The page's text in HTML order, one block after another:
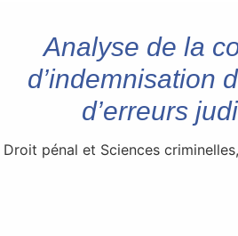
Analyse de la
d’indemnisation
d’erreurs
Droit pénal et Sciences criminelles,